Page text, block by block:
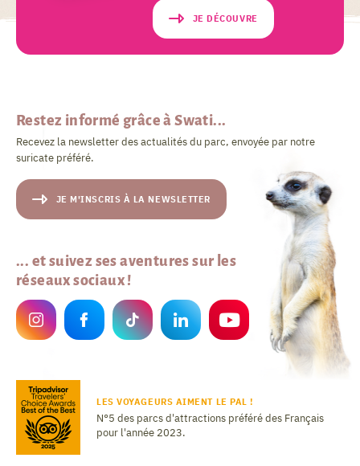
JE DÉCOUVRE
Restez informé grâce à Swati...
Recevez la newsletter des actualités du parc, envoyée par notre
suricate préféré.
JE M'INSCRIS À LA NEWSLETTER
... et suivez ses aventures sur les
réseaux sociaux !
LES VOYAGEURS AIMENT LE PAL !
N°5 des parcs d'attractions préféré des Français
pour l'année 2023.